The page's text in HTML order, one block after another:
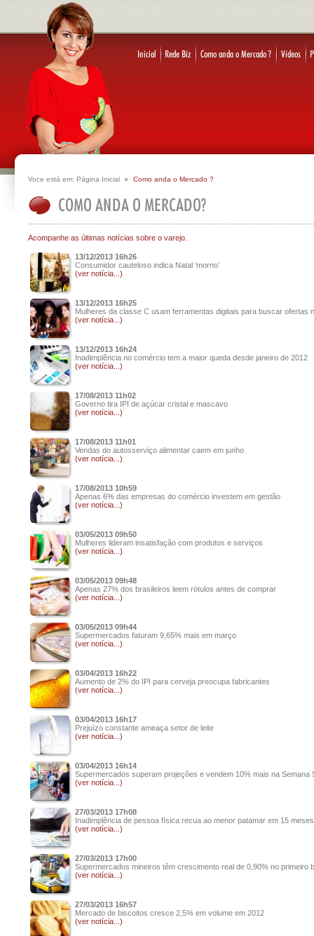
Voce está em: Página Inicial Como anda o Mercado ?
Acompanhe as últimas notícias sobre o varejo.
13/12/2013 16h26
Consumidor cauteloso indica Natal ‘morno’
(ver notícia...)
13/12/2013 16h25
Mulheres da classe C usam ferramentas digitais para buscar ofertas
(ver notícia...)
13/12/2013 16h24
Inadimplência no comércio tem a maior queda desde janeiro de 2012
(ver notícia...)
17/08/2013 11h02
Governo tira IPI de açúcar cristal e mascavo
(ver notícia...)
17/08/2013 11h01
Vendas do autosserviço alimentar caem em junho
(ver notícia...)
17/08/2013 10h59
Apenas 6% das empresas do comércio investem em gestão
(ver notícia...)
03/05/2013 09h50
Mulheres lideram insatisfação com produtos e serviços
(ver notícia...)
03/05/2013 09h48
Apenas 27% dos brasileiros leem rótulos antes de comprar
(ver notícia...)
03/05/2013 09h44
Supermercados faturam 9,65% mais em março
(ver notícia...)
03/04/2013 16h22
Aumento de 2% do IPI para cerveja preocupa fabricantes
(ver notícia...)
03/04/2013 16h17
Prejuízo constante ameaça setor de leite
(ver notícia...)
03/04/2013 16h14
Supermercados superam projeções e vendem 10% mais na Semana
(ver notícia...)
27/03/2013 17h08
Inadimplência de pessoa física recua ao menor patamar em 15 meses
(ver notícia...)
27/03/2013 17h00
Supermercados mineiros têm crescimento real de 0,90% no primeiro
(ver notícia...)
27/03/2013 16h57
Mercado de biscoitos cresce 2,5% em volume em 2012
(ver notícia...)